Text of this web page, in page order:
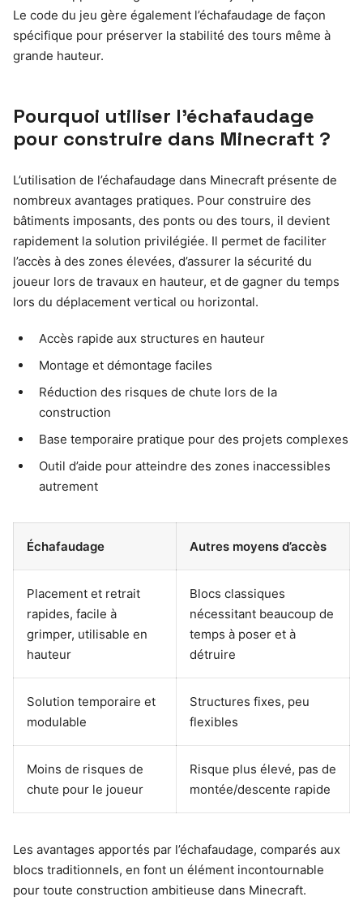
Le code du jeu gère également l’échafaudage de façon
spécifique pour préserver la stabilité des tours même à
grande hauteur.
Pourquoi utiliser l’échafaudage
pour construire dans Minecraft ?
L’utilisation de l’échafaudage dans Minecraft présente de
nombreux avantages pratiques. Pour construire des
bâtiments imposants, des ponts ou des tours, il devient
rapidement la solution privilégiée. Il permet de faciliter
l’accès à des zones élevées, d’assurer la sécurité du
joueur lors de travaux en hauteur, et de gagner du temps
lors du déplacement vertical ou horizontal.
Accès rapide aux structures en hauteur
Montage et démontage faciles
Réduction des risques de chute lors de la
construction
Base temporaire pratique pour des projets complexes
Outil d’aide pour atteindre des zones inaccessibles
autrement
Échafaudage Autres moyens d’accès
Placement et retrait
rapides, facile à
grimper, utilisable en
hauteur
Blocs classiques
nécessitant beaucoup de
temps à poser et à
détruire
Solution temporaire et
modulable
Structures fixes, peu
flexibles
Moins de risques de
chute pour le joueur
Risque plus élevé, pas de
montée/descente rapide
Les avantages apportés par l’échafaudage, comparés aux
blocs traditionnels, en font un élément incontournable
pour toute construction ambitieuse dans Minecraft.